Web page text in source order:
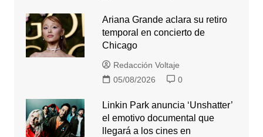
Ariana Grande aclara su retiro
temporal en concierto de
Chicago
Redacción Voltaje
05/08/2026
0
Linkin Park anuncia ‘Unshatter’
el emotivo documental que
llegará a los cines en